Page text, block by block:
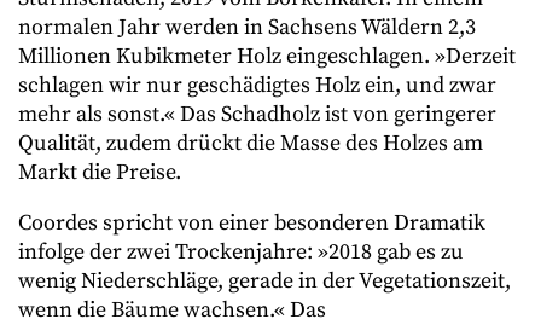
normalen Jahr werden in Sachsens Wäldern 2,3
Millionen Kubikmeter Holz eingeschlagen. »Derzeit
schlagen wir nur geschädigtes Holz ein, und zwar
mehr als sonst.« Das Schadholz ist von geringerer
Qualität, zudem drückt die Masse des Holzes am
Markt die Preise.
Coordes spricht von einer besonderen Dramatik
infolge der zwei Trockenjahre: »2018 gab es zu
wenig Niederschläge, gerade in der Vegetationszeit,
wenn die Bäume wachsen.« Das